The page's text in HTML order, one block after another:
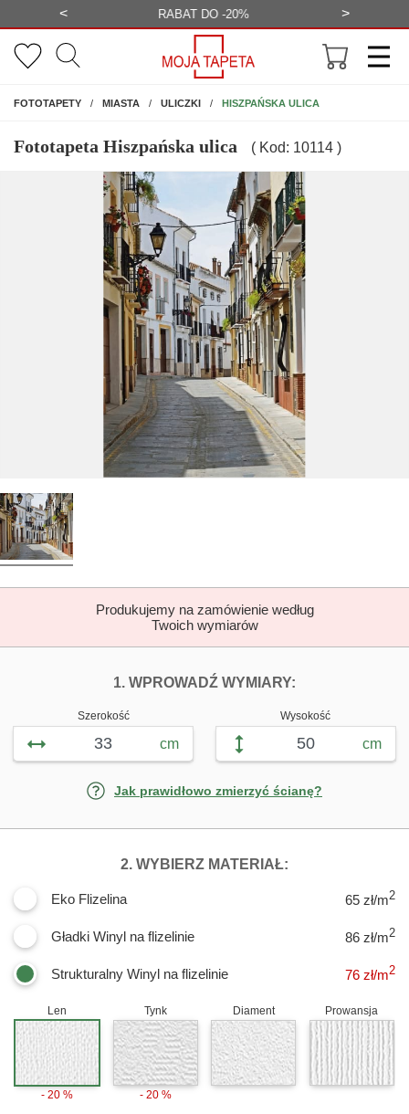
< BEZPŁATNA WIZUALIZACJA >
FOTOTAPETYNA ŚCIANĘ
MIASTA ULICZKI HISZPAŃSKA ULICA
Fototapeta Hiszpańska ulica ( Kod: 10114 )
Produkujemy na zamówienie według
Twoich wymiarów
1. WPROWADŹ WYMIARY:
Szerokość
cm
Wysokość
cm
Jak prawidłowo zmierzyć ścianę?
2. WYBIERZ MATERIAŁ:
Eko Flizelina 65 zł/m2
Gładki Winyl na flizelinie 86 zł/m2
Strukturalny Winyl na flizelinie 76 zł/m2
Len
- 20 %
Tynk
- 20 %
Diament Prowansja